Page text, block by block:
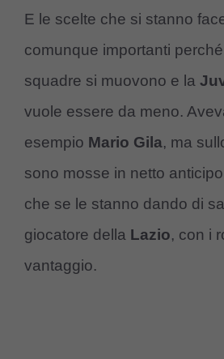
E le scelte che si stanno
comunque importanti
squadre si muovono e la
vuole essere da meno.
esempio Mario Gila, ma
sono mosse in netto
che se le stanno dando di
giocatore della Lazio, con i
vantaggio.